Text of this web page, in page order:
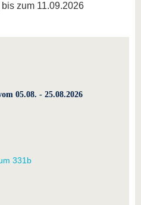
zum 11.09.2026
05.08. - 25.08.2026
331b